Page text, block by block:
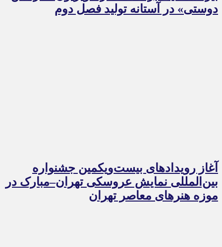
دوستی» در آستانه تولید فصل دوم
آغاز رویدادهای بیست‌ویکمین جشنواره
بین‌المللی نمایش عروسکی تهران–مبارک در
موزه هنرهای معاصر تهران